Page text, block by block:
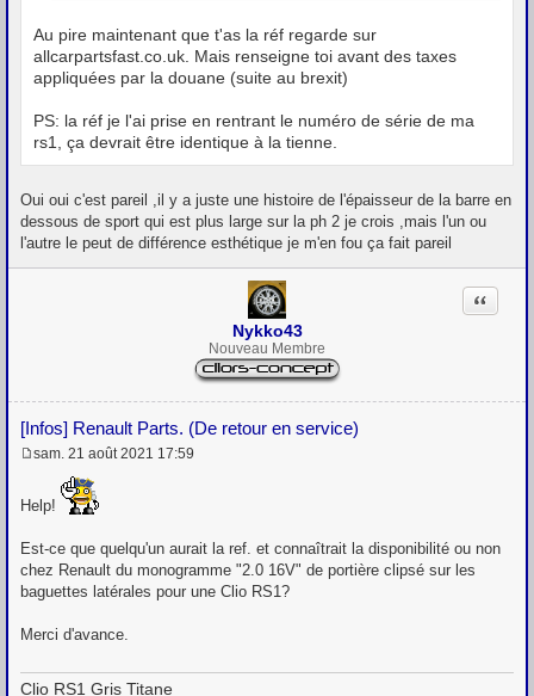
Au pire maintenant que t'as la réf regarde sur
allcarpartsfast.co.uk. Mais renseigne toi avant des taxes
appliquées par la douane (suite au brexit)
PS: la réf je l'ai prise en rentrant le numéro de série de ma
rs1, ça devrait être identique à la tienne.
Oui oui c'est pareil ,il y a juste une histoire de l'épaisseur de la barre en
dessous de sport qui est plus large sur la ph 2 je crois ,mais l'un ou
l'autre le peut de différence esthétique je m'en fou ça fait pareil
Nykko43
Nouveau Membre
[Infos] Renault Parts. (De retour en service)
Citation
s
s
g
e
sam. 21 août 2021 17:59
Help!
Est-ce que quelqu'un aurait la ref. et connaîtrait la disponibilité ou non
chez Renault du monogramme "2.0 16V" de portière clipsé sur les
baguettes latérales pour une Clio RS1?
Merci d'avance.
Clio RS1 Gris Titane